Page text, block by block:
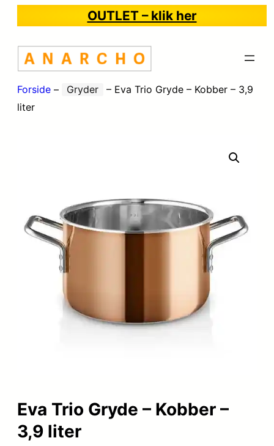
OUTLET – klik her
Forside – Gryder – Eva Trio Gryde – Kobber – 3,9
liter
Eva Trio Gryde – Kobber –
3,9 liter